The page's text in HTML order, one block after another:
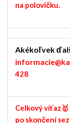
na polovičku.
Akékoľvek
428
Celkový
po skončení